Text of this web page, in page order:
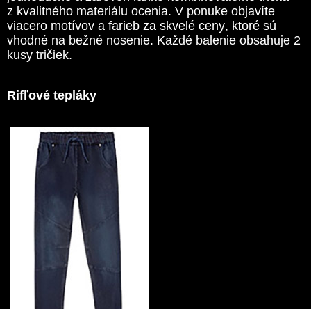
z kvalitného materiálu ocenia. V ponuke objavíte
viacero motívov a farieb za skvelé ceny, ktoré sú
vhodné na bežné nosenie. Každé balenie obsahuje 2
kusy tričiek.
Rifľové tepláky